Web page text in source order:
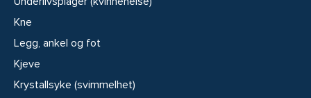
Kne
Legg, ankel og fot
Kjeve
Krystallsyke (svimmelhet)